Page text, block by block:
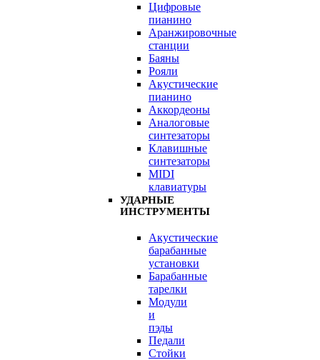
Цифровые
пианино
Аранжировочные
станции
Баяны
Рояли
Акустические
пианино
Аккордеоны
Аналоговые
синтезаторы
Клавишные
синтезаторы
MIDI
клавиатуры
УДАРНЫЕ
ИНСТРУМЕНТЫ
Акустические
барабанные
установки
Барабанные
тарелки
Модули
и
пэды
Педали
Стойки